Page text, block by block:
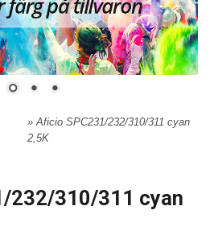
» Aficio SPC231/232/310/311 cyan
2,5K
232/310/311 cyan